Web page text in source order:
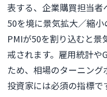
表する、企業購買担当者
50を境に景気拡大／縮
PMIが50を割り込むと景
戒されます。雇用統計や
ため、相場のターニン
投資家には必須の指標で